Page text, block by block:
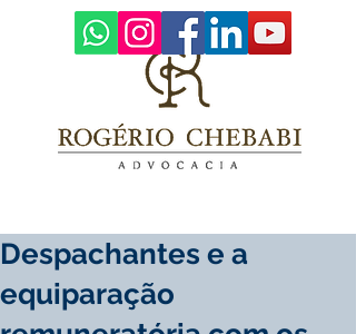
Despachantes e a
equiparação